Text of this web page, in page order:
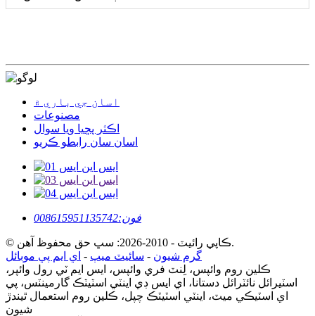
اسان جي باري ۾
مصنوعات
اڪثر پڇيا ويا سوال
اسان سان رابطو ڪريو
فون:008615951135742
© ڪاپي رائيٽ - 2010-2026: سڀ حق محفوظ آهن.
گرم شيون - سائيٽ ميپ - اي ايم پي موبائل
ڪلين روم وائپس، لِنٽ فري وائپس، ايس ايم ٽي رول وائپر،
اسٽيرائل نائٽرائل دستانا، اي ايس ڊي اينٽي اسٽيٽڪ گارمينٽس، پي
اي اسٽيڪي ميٽ، اينٽي اسٽيٽڪ چپل، ڪلين روم استعمال ٿيندڙ
شيون